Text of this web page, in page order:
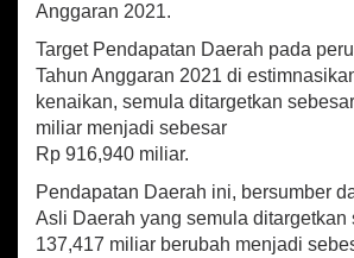
n
I
2
2
Anggaran 2021.
Target Pendapatan Daerah pada
Tahun Anggaran 2021 di
kenaikan, semula ditargetkan
miliar menjadi sebesar
Rp 916,940 miliar.
Pendapatan Daerah ini, bersumber
Asli Daerah yang semula ditargetkan
137,417 miliar berubah menjadi